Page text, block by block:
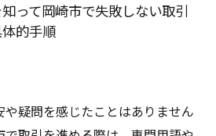
って岡崎市で失敗しない取引
的手順
疑問を感じたことはありません